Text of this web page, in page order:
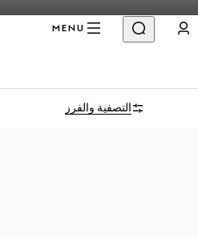
MENU
التصفية والفرز